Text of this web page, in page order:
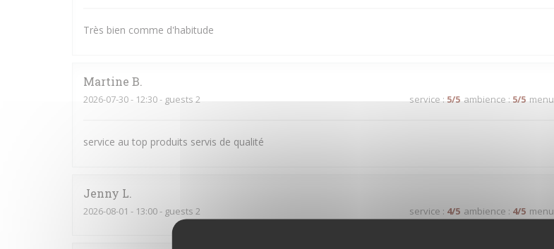
Très bien comme d'habitude
Martine B
2026-07-30- 12:30 - guests 2 service : 5/5 ambience : 5/5 menu
service au top produits servis de qualité
Jenny L
2026-08-01 - 13:00 - guests 2 service : 4/5 ambience : 4/5 menu